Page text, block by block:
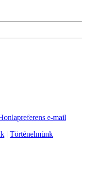
e-mail
| Történelmünk